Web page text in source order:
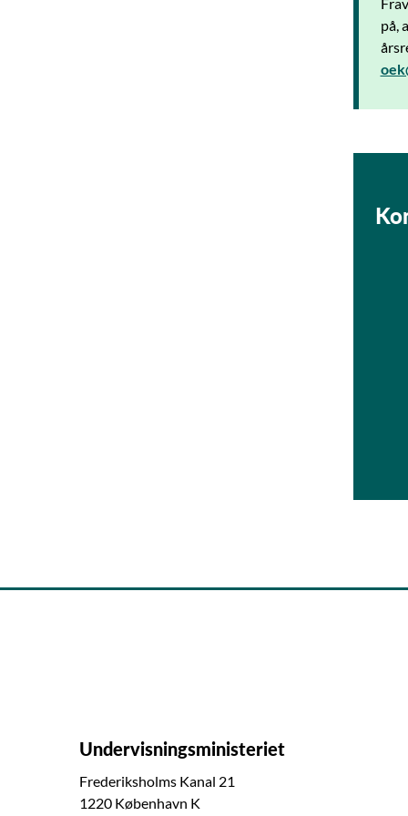
på,
Undervisningsministeriet
Frederiksholms Kanal 21
1220 København K